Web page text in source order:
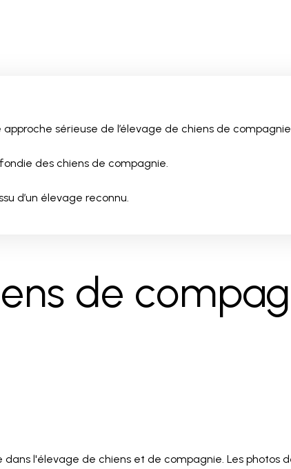
sérieuse de l’élevage de chiens de
des chiens de compagnie.
d’un élevage reconnu.
de
l'élevage de chiens et de compagnie. Les photos